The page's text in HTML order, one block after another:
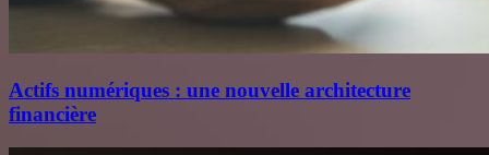
Actifs numériques : une nouvelle architecture
financière